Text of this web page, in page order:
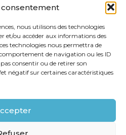
nous utilisons des technologies
et/ou accéder aux informations des
technologies nous permettra de
de navigation ou les ID
consentir ou de retirer son
négatif sur certaines caractéristiques
PARIS Linkedin